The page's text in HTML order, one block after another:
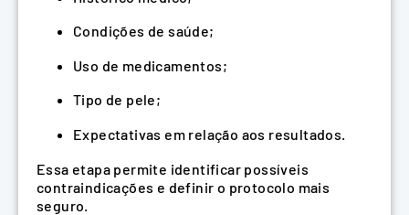
Condições de saúde;
Uso de medicamentos;
Tipo de pele;
Expectativas em relação aos resultados.
Essa etapa permite identificar possíveis
contraindicações e definir o protocolo mais
seguro.